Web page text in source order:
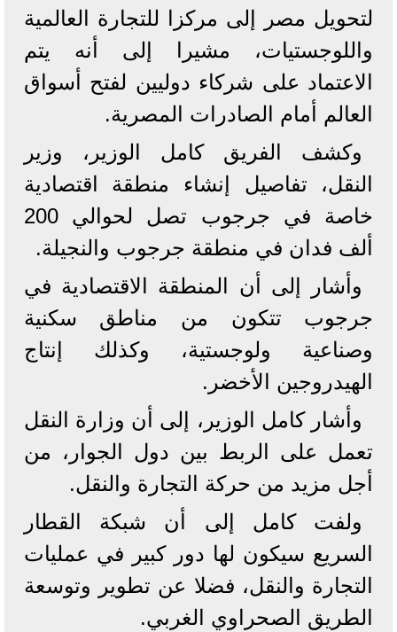
لتحويل مصر إلى مركزا للتجارة العالمية
واللوجستيات، مشيرا إلى أنه يتم
الاعتماد على شركاء دوليين لفتح أسواق
العالم أمام الصادرات المصرية.
وكشف الفريق كامل الوزير، وزير
النقل، تفاصيل إنشاء منطقة اقتصادية
خاصة في جرجوب تصل لحوالي 200
ألف فدان في منطقة جرجوب والنجيلة.
وأشار إلى أن المنطقة الاقتصادية في
جرجوب تتكون من مناطق سكنية
وصناعية ولوجستية، وكذلك إنتاج
الهيدروجين الأخضر.
وأشار كامل الوزير، إلى أن وزارة النقل
تعمل على الربط بين دول الجوار، من
أجل مزيد من حركة التجارة والنقل.
ولفت كامل إلى أن شبكة القطار
السريع سيكون لها دور كبير في عمليات
التجارة والنقل، فضلا عن تطوير وتوسعة
الطريق الصحراوي الغربي.